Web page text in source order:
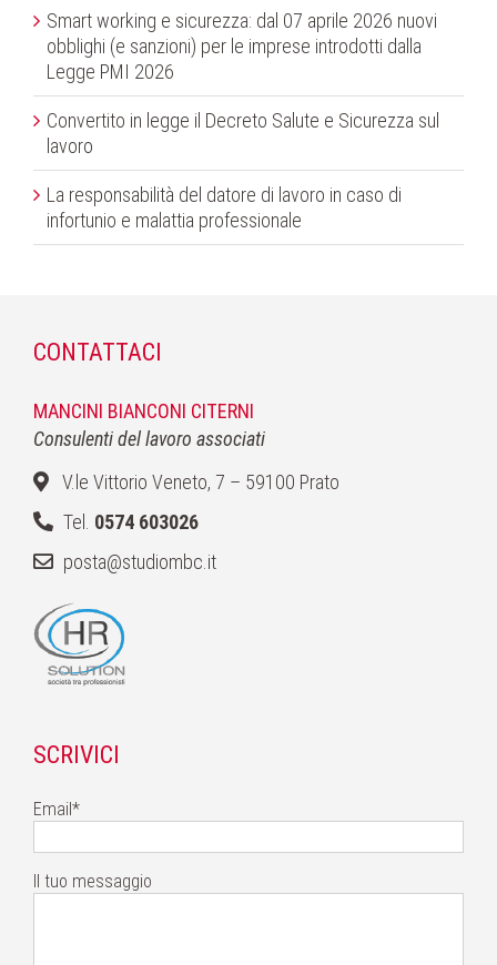
Smart working e sicurezza: dal 07 aprile 2026 nuovi
obblighi (e sanzioni) per le imprese introdotti dalla
Legge PMI 2026
Convertito in legge il Decreto Salute e Sicurezza sul
lavoro
La responsabilità del datore di lavoro in caso di
infortunio e malattia professionale
CONTATTACI
MANCINI BIANCONI CITERNI
Consulenti del lavoro associati
V.le Vittorio Veneto, 7 – 59100 Prato
Tel. 0574 603026
posta@studiombc.it
SCRIVICI
Email*
Il tuo messaggio